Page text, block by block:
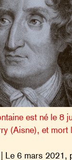
est né le 8
(Aisne), et mort
| Le 6 mars 2021,